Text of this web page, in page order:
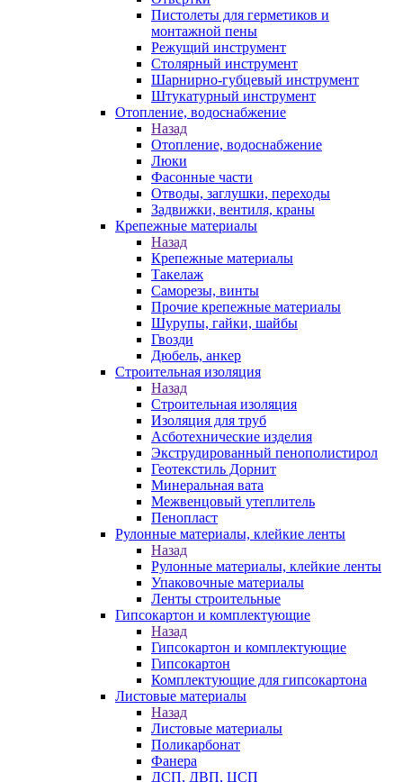
Пистолеты для герметиков и
монтажной пены
Режущий инструмент
Столярный инструмент
Шарнирно-губцевый инструмент
Штукатурный инструмент
Отопление, водоснабжение
Назад
Отопление, водоснабжение
Люки
Фасонные части
Отводы, заглушки, переходы
Задвижки, вентиля, краны
Крепежные материалы
Назад
Крепежные материалы
Такелаж
Саморезы, винты
Прочие крепежные материалы
Шурупы, гайки, шайбы
Гвозди
Дюбель, анкер
Строительная изоляция
Назад
Строительная изоляция
Изоляция для труб
Асботехнические изделия
Экструдированный пенополистирол
Геотекстиль Дорнит
Минеральная вата
Межвенцовый утеплитель
Пенопласт
Рулонные материалы, клейкие ленты
Назад
Рулонные материалы, клейкие ленты
Упаковочные материалы
Ленты строительные
Гипсокартон и комплектующие
Назад
Гипсокартон и комплектующие
Гипсокартон
Комплектующие для гипсокартона
Листовые материалы
Назад
Листовые материалы
Поликарбонат
Фанера
ДСП, ДВП, ЦСП